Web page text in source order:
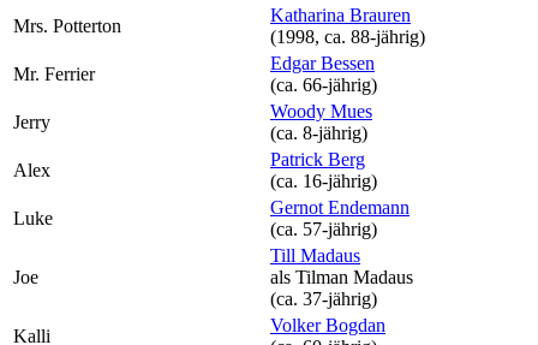
Mrs. Potterton
Katharina Brauren
(1998, ca. 88‑jährig)
Mr. Ferrier
Edgar Bessen
(ca. 66‑jährig)
Jerry
Woody Mues
(ca. 8‑jährig)
Alex
Patrick Berg
(ca. 16‑jährig)
Luke
Gernot Endemann
(ca. 57‑jährig)
Joe
Till Madaus
als Tilman Madaus
(ca. 37‑jährig)
Kalli
Volker Bogdan